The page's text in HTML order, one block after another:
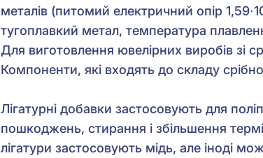
металів (питомий електричний опір
тугоплавкий метал, температура
Для виготовлення ювелірних виробів зі
Компоненти, які входять до складу
Лігатурні добавки застосовують для
пошкоджень, стирання і збільшення
лігатури застосовують мідь, але іноді